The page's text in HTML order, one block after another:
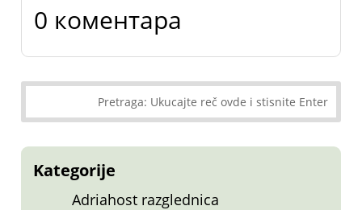
0 коментара
Kategorije
Adriahost razglednica